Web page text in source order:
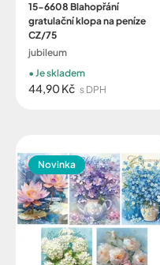
15-6608 Blahopřání
gratulační klopa na peníze
CZ/75
jubileum
44,90 Kč s DPH
Je skladem
Novinka